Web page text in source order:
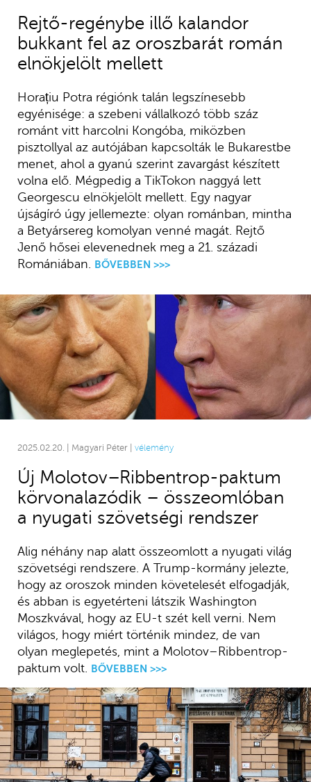
2025.02.20. | Magyari Péter | vélemény
Új Molotov–Ribbentrop-paktum
körvonalazódik – összeomlóban
a nyugati szövetségi rendszer
Alig néhány nap alatt összeomlott a nyugati világ
szövetségi rendszere. A Trump-kormány jelezte,
hogy az oroszok minden követelesét elfogadják,
és abban is egyetérteni látszik Washington
Moszkvával, hogy az EU-t szét kell verni. Nem
világos, hogy miért történik mindez, de van
olyan meglepetés, mint a Molotov–Ribbentrop-
paktum volt.
BŐVEBBEN >>>
Rejtő-regénybe illő kalandor
bukkant fel az oroszbarát román
elnökjelölt mellett
Horațiu Potra régiónk talán legszínesebb
egyénisége: a szebeni vállalkozó több száz
románt vitt harcolni Kongóba, miközben
pisztollyal az autójában kapcsolták le Bukarestbe
menet, ahol a gyanú szerint zavargást készített
volna elő. Mégpedig a TikTokon naggyá lett
Georgescu elnökjelölt mellett. Egy nagyar
újságíró úgy jellemezte: olyan románban, mintha
a Betyársereg komolyan venné magát. Rejtő
Jenő hősei elevenednek meg a 21. századi
Romániában. BŐVEBBEN >>>